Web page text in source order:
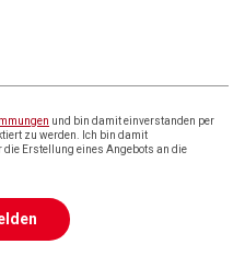
und bin damit einverstanden per
zu werden. Ich bin damit
Erstellung eines Angebots an die